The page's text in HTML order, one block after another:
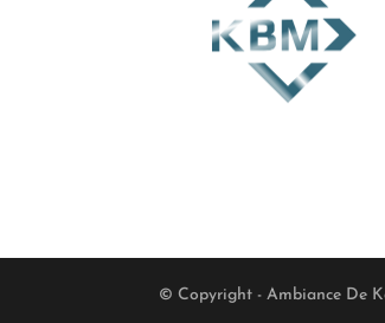
© Copyright - Ambiance De